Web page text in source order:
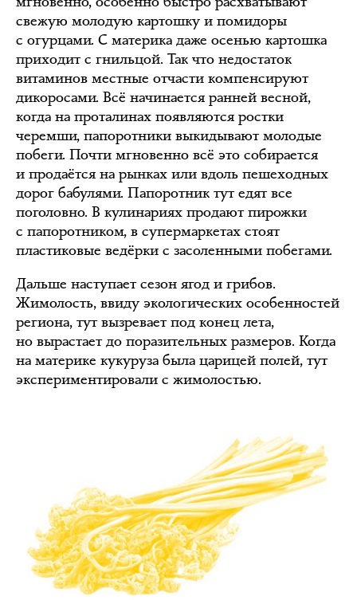
свежую молодую картошку и помидоры
с огурцами. С материка даже осенью картошка
приходит с гнильцой. Так что недостаток
витаминов местные отчасти компенсируют
дикоросами. Всё начинается ранней весной,
когда на проталинах появляются ростки
черемши, папоротники выкидывают молодые
побеги. Почти мгновенно всё это собирается
и продаётся на рынках или вдоль пешеходных
дорог бабулями. Папоротник тут едят все
поголовно. В кулинариях продают пирожки
с папоротником, в супермаркетах стоят
пластиковые ведёрки с засоленными побегами.
Дальше наступает сезон ягод и грибов.
Жимолость, ввиду экологических особенностей
региона, тут вызревает под конец лета,
но вырастает до поразительных размеров. Когда
на материке кукуруза была царицей полей, тут
экспериментировали с жимолостью.